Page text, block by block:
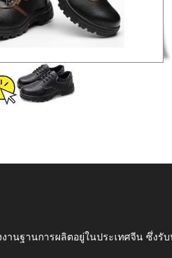
งานฐานการผลิตอยู่ในประเทศจีน ซึ่ง